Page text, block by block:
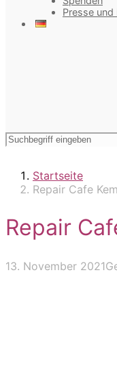
Presse und
Startseite
Repair Cafe
Repair
13. November 2021